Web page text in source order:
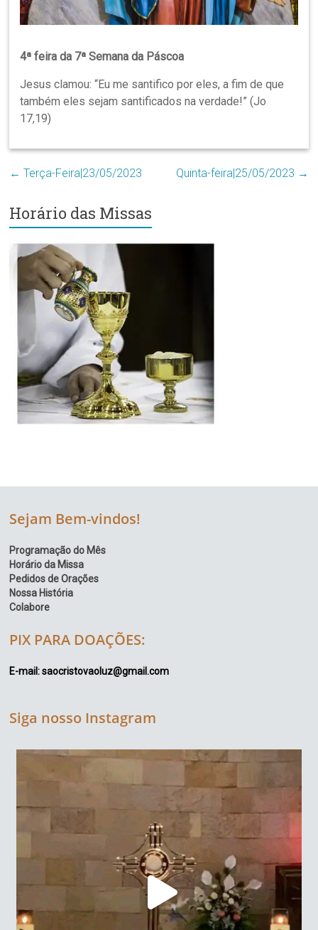
Retiro
4ª feira da 7ª Semana da Páscoa
Jesus clamou: “Eu me santifico por eles, a fim de que
também eles sejam santificados na verdade!” (Jo
17,19)
← Terça-Feira|23/05/2023 Quinta-feira|25/05/2023 →
Horário das Missas
Sejam Bem-vindos!
Programação do Mês
Horário da Missa
Pedidos de Orações
Nossa História
Colabore
PIX PARA DOAÇÕES:
E-mail: saocristovaoluz@gmail.com
Siga nosso Instagram